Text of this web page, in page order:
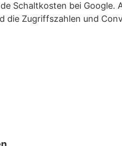
Schaltkosten bei Google.
die Zugriffszahlen und